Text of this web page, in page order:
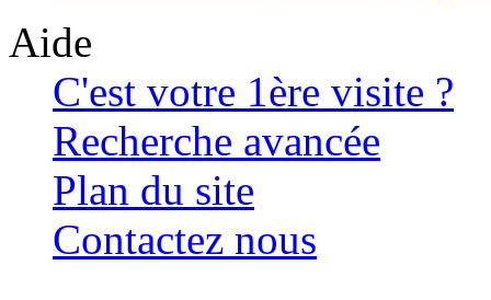
Aide
C'est votre 1ère visite ?
Recherche avancée
Plan du site
Contactez nous